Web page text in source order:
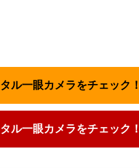
ル一眼カメラをチェック！
ル一眼カメラをチェック！